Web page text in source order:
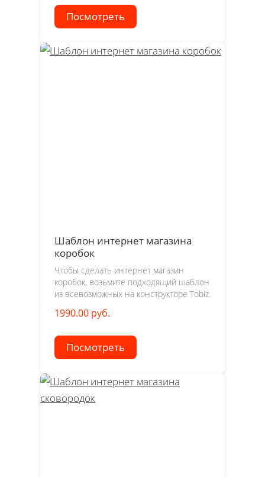
Посмотреть
Шаблон интернет магазина
коробок
Чтобы сделать интернет магазин
коробок, возьмите подходящий шаблон
из всевозможных на конструкторе Tobiz.
1990.00 руб.
Посмотреть